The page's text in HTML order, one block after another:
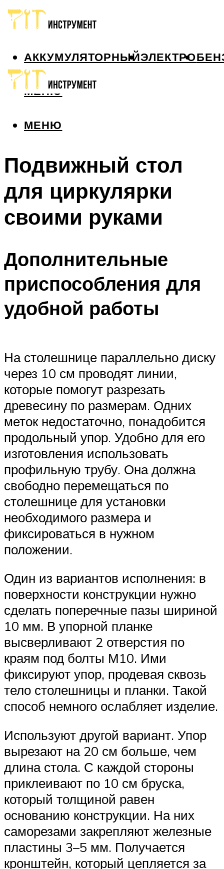
АККУМУЛЯТОРНЫЙЭЛЕКТРО
МЕНЮ
МЕНЮ
Подвижный стол
для циркулярки
своими руками
Дополнительные
приспособления для
удобной работы
На столешнице параллельно диску
через 10 см проводят линии,
которые помогут разрезать
древесину по размерам. Одних
меток недостаточно, понадобится
продольный упор. Удобно для его
изготовления использовать
профильную трубу. Она должна
свободно перемещаться по
столешнице для установки
необходимого размера и
фиксироваться в нужном
положении.
Один из вариантов исполнения: в
поверхности конструкции нужно
сделать поперечные пазы шириной
10 мм. В упорной планке
высверливают 2 отверстия по
краям под болты М10. Ими
фиксируют упор, продевая сквозь
тело столешницы и планки. Такой
способ немного ослабляет изделие.
Используют другой вариант. Упор
вырезают на 20 см больше, чем
длина стола. С каждой стороны
приклеивают по 10 см бруска,
который толщиной равен
основанию конструкции. На них
саморезами закрепляют железные
пластины 3–5 мм. Получается
кронштейн, который цепляется за